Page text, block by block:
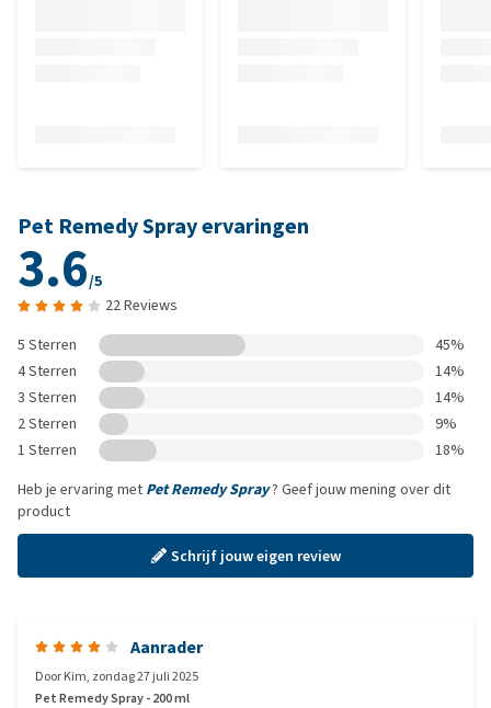
Pet Remedy Spray ervaringen
3.6/5
22 Reviews
5 Sterren
45%
4 Sterren
14%
3 Sterren
14%
2 Sterren
9%
1 Sterren
18%
Heb je ervaring met Pet Remedy Spray? Geef jouw mening over dit
product
Schrijf jouw eigen review
Aanrader
DoorKim, zondag 27 juli 2025
Pet Remedy Spray - 200 ml